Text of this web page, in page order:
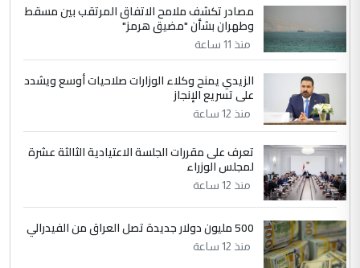
الجواهري يرد على صدام حسين سل
مضجعيك يابن الزنا (نص كامل)
5
التعليق : تحياتي لك استاذ حامدتركان. كلام
دقيق ومسؤول؛ فالاستثمار الحقيقي للإنسان
الموضوع :
بين الإهمال واغتصاب الأرض.. بلاد
الرافدين تعاني الجفاف والتصحر!!
مصادر تكشف ملامح الاتفاق المرتقب بين مسقط
وطهران بشأن "مضيق هرمز"
منذ 11 ساعة
الزيدي يمنح وكلاء الوزارات صلاحيات أوسع ويشدد
على تسريع الإنجاز
منذ 12 ساعة
تعرف على مقررات الجلسة الاعتيادية الثالثة عشرة
لمجلس الوزراء
منذ 12 ساعة
500 مليون دولار جديدة تصل العراق من الفيدرالي
منذ 12 ساعة